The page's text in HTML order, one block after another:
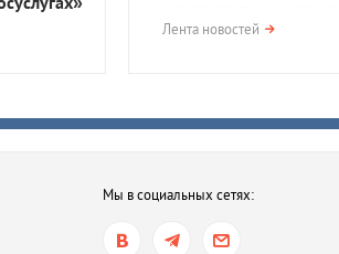
определили укрытие
километрах от пляжа.
Побережье Анапы
Лента новостей
Мы в социальных сетях: